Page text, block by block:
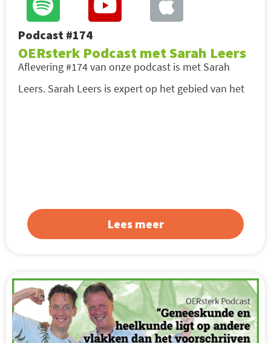
Podcast #174
OERsterk Podcast met Sarah Leers
Aflevering #174 van onze podcast is met Sarah
Leers. Sarah Leers is expert op het gebied van het
Lees meer